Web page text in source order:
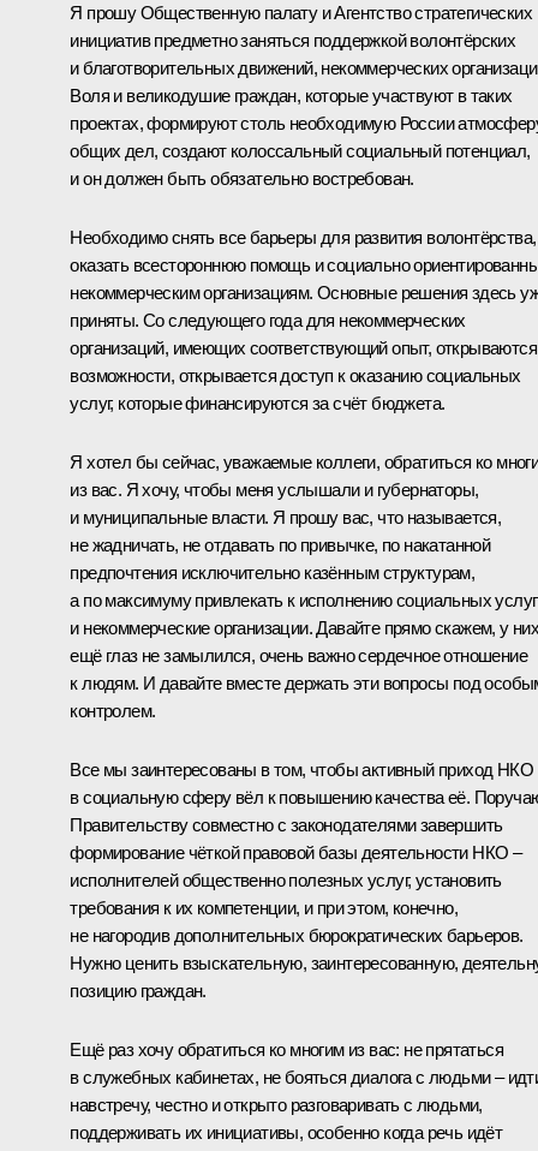
Я прошу Общественную палату и Агентство стратегических
инициатив предметно заняться поддержкой волонтёрских
и благотворительных движений, некоммерческих
Воля и великодушие граждан, которые участвуют в таких
проектах, формируют столь необходимую России
общих дел, создают колоссальный социальный потенциал,
и он должен быть обязательно востребован.
Необходимо снять все барьеры для развития волонтёрства,
оказать всестороннюю помощь и социально
некоммерческим организациям. Основные решения здесь
приняты. Со следующего года для некоммерческих
организаций, имеющих соответствующий опыт, открываются
возможности, открывается доступ к оказанию социальных
услуг, которые финансируются за счёт бюджета.
Я хотел бы сейчас, уважаемые коллеги, обратиться ко
из вас. Я хочу, чтобы меня услышали и губернаторы,
и муниципальные власти. Я прошу вас, что называется,
не жадничать, не отдавать по привычке, по накатанной
предпочтения исключительно казённым структурам,
а по максимуму привлекать к исполнению социальных услуг
и некоммерческие организации. Давайте прямо скажем, у
ещё глаз не замылился, очень важно сердечное отношение
к людям. И давайте вместе держать эти вопросы под
контролем.
Все мы заинтересованы в том, чтобы активный приход НКО
в социальную сферу вёл к повышению качества её.
Правительству совместно с законодателями завершить
формирование чёткой правовой базы деятельности НКО –
исполнителей общественно полезных услуг, установить
требования к их компетенции, и при этом, конечно,
не нагородив дополнительных бюрократических барьеров.
Нужно ценить взыскательную, заинтересованную,
позицию граждан.
Ещё раз хочу обратиться ко многим из вас: не прятаться
в служебных кабинетах, не бояться диалога с людьми –
навстречу, честно и открыто разговаривать с людьми,
поддерживать их инициативы, особенно когда речь идёт